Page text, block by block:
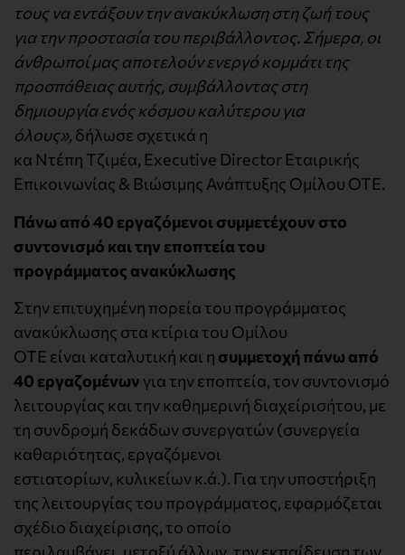
τους να εντάξουν την ανακύκλωση στη ζωή τους
για την προστασία του περιβάλλοντος. Σήμερα, οι
άνθρωποί μας αποτελούν ενεργό κομμάτι της
προσπάθειας αυτής, συμβάλλοντας στη
δημιουργία ενός κόσμου καλύτερου για
όλους», δήλωσε σχετικά η
κα Ντέπη Τζιμέα, Executive Director Εταιρικής
Επικοινωνίας & Βιώσιμης Ανάπτυξης Ομίλου ΟΤΕ.
Πάνω από 40 εργαζόμενοι συμμετέχουν στο
συντονισμό και την εποπτεία του
προγράμματος ανακύκλωσης
Στην επιτυχημένη πορεία του προγράμματος
ανακύκλωσης στα κτίρια του Ομίλου
ΟΤΕ είναι καταλυτική και η συμμετοχήπάνω από
40 εργαζομένων για την εποπτεία, τον συντονισμό
λειτουργίας και την καθημερινή διαχείρισήτου, με
τη συνδρομή δεκάδων συνεργατών (συνεργεία
καθαριότητας, εργαζόμενοι
εστιατορίων, κυλικείων κ.ά.). Για την υποστήριξη
της λειτουργίας του προγράμματος, εφαρμόζεται
σχέδιο διαχείρισης, το οποίο